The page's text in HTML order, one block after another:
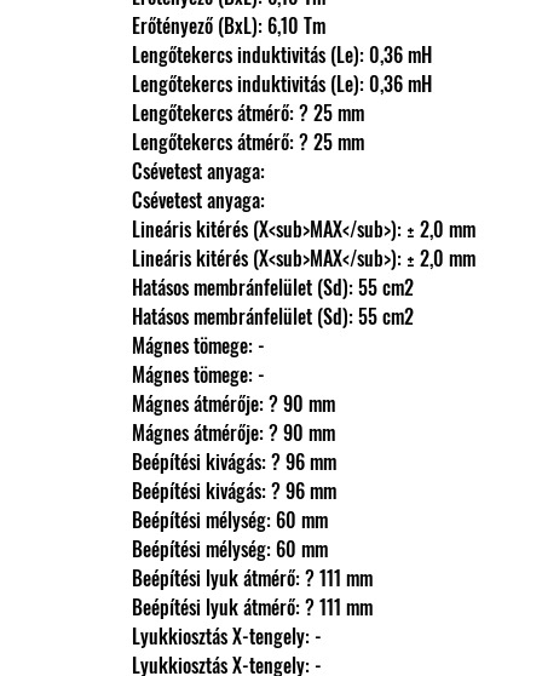
                Erőtényező (BxL): 6,10 Tm
                Lengőtekercs induktivitás (Le): 0,36 mH
                Lengőtekercs induktivitás (Le): 0,36 mH
                Lengőtekercs átmérő: ? 25 mm
                Lengőtekercs átmérő: ? 25 mm
                Csévetest anyaga:
                Csévetest anyaga:
                Lineáris kitérés (X<sub>MAX</sub>): ± 2,0 mm
                Lineáris kitérés (X<sub>MAX</sub>): ± 2,0 mm
                Hatásos membránfelület (Sd): 55 cm2
                Hatásos membránfelület (Sd): 55 cm2
                Mágnes tömege: -
                Mágnes tömege: -
                Mágnes átmérője: ? 90 mm
                Mágnes átmérője: ? 90 mm
                Beépítési kivágás: ? 96 mm
                Beépítési kivágás: ? 96 mm
                Beépítési mélység: 60 mm
                Beépítési mélység: 60 mm
                Beépítési lyuk átmérő: ? 111 mm
                Beépítési lyuk átmérő: ? 111 mm
                Lyukkiosztás X-tengely: -
                Lyukkiosztás X-tengely: -